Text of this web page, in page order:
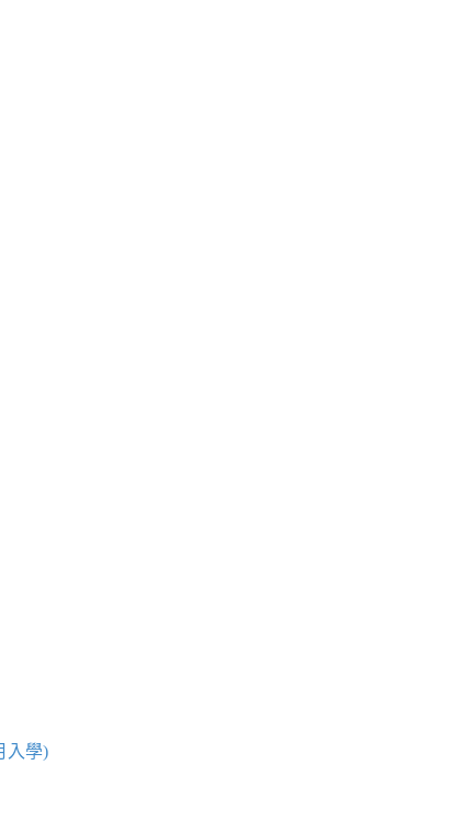
入學)